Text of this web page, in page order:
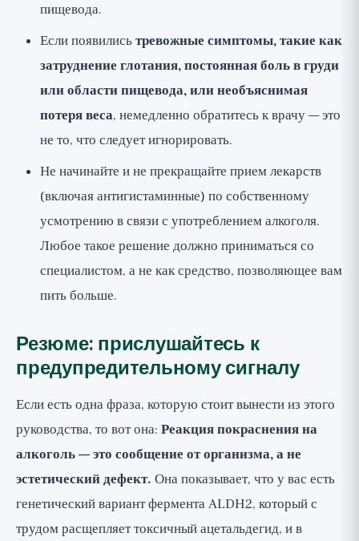
пищевода.
Если появилисьтревожные симптомы, такие как
затруднение глотания, постоянная боль в груди
или области пищевода, или необъяснимая
потеря веса, немедленно обратитесь к врачу — это
не то, что следует игнорировать.
Не начинайте и не прекращайте прием лекарств
(включая антигистаминные) по собственному
усмотрению в связи с употреблением алкоголя.
Любое такое решение должно приниматься со
специалистом, а не как средство, позволяющее вам
пить больше.
Резюме: прислушайтесь к
предупредительному сигналу
Если есть одна фраза, которую стоит вынести из этого
руководства, то вот она: Реакция покраснения на
алкоголь — это сообщение от организма, а не
эстетический дефект. Она показывает, что у вас есть
генетический вариант фермента ALDH2, который с
трудом расщепляет токсичный ацетальдегид, и в